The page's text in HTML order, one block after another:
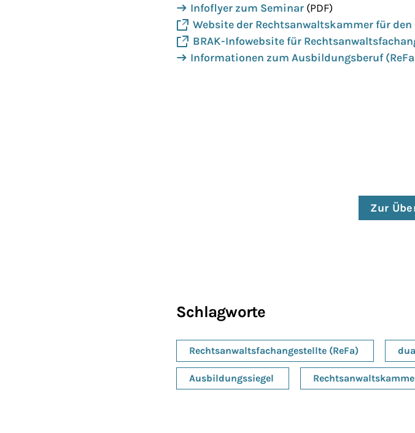
Infoflyer zum Seminar (PDF)
Website der Rechtsanwaltskammer für
BRAK-Infowebsite für
Informationen zum Ausbildungsberuf
Zur
Schlagworte
Rechtsanwaltsfachangestellte (ReFa)
Ausbildungssiegel